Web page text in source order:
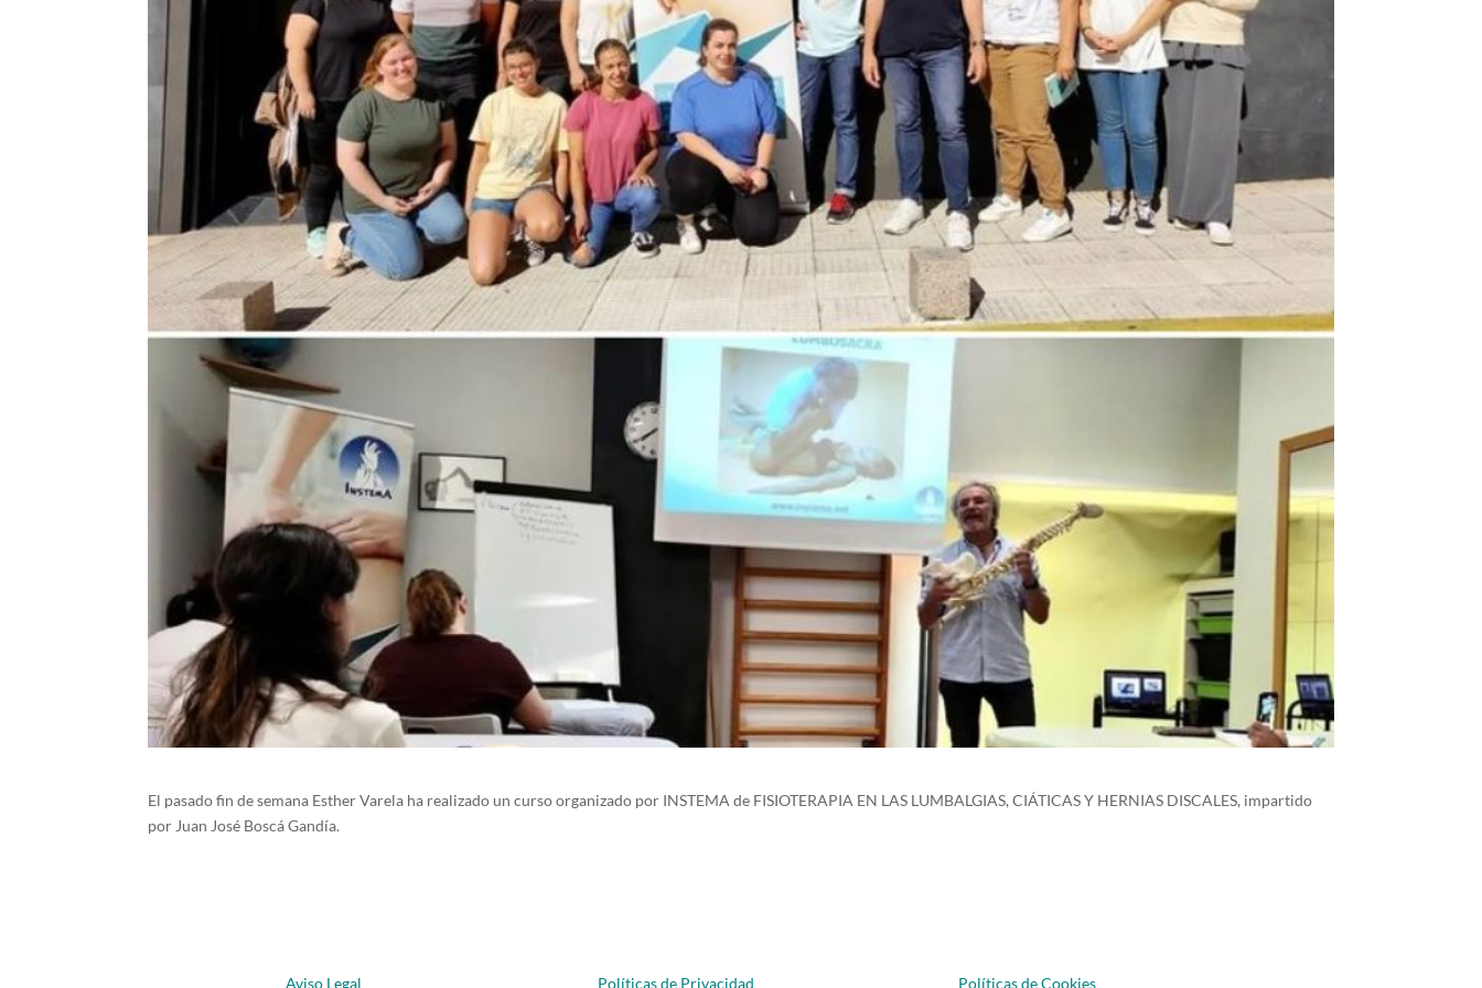
El pasado fin de semana Esther Varela ha realizado un curso organizado por INSTEMA de FISIOTERAPIA EN LAS LUMBALGIAS, CIÁTICAS Y HERNIAS DISCALES, impartido
por Juan José Boscá Gandía.
Aviso Legal Políticas de Privacidad Políticas de Cookies